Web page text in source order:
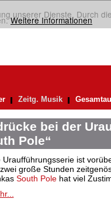
unserer Dienste. Durch
Weitere Informationen
Zeitg. Musik
bei der
Pole“
Uraufführungsserie ist
große Stunden
South Polehat viel